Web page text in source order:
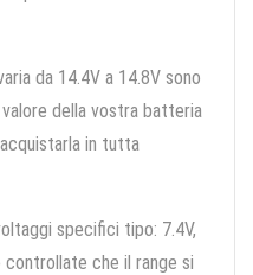
da 14.4V a 14.8V sono
della vostra batteria
in tutta
specifici tipo: 7.4V,
controllate che il range si